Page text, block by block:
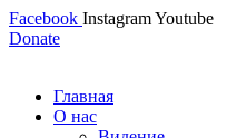
Facebook InstagramYoutube
Donate
Главная
О нас